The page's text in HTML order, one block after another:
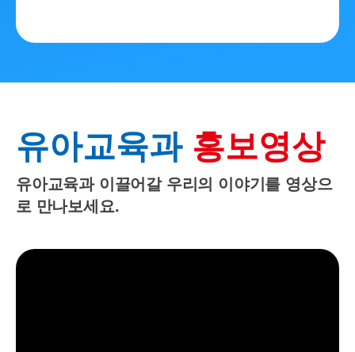
유아교육과 홍보영상
유아교육과 이끌어갈 우리의 이야기를 영상으
로 만나보세요.